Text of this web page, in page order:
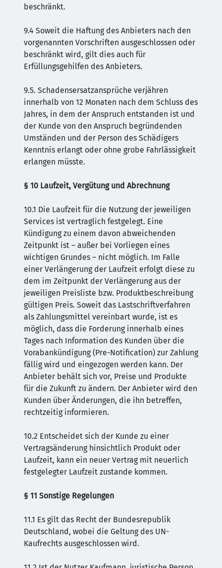
beschränkt.
9.4 Soweit die Haftung des Anbieters nach den
vorgenannten Vorschriften ausgeschlossen oder
beschränkt wird, gilt dies auch für
Erfüllungsgehilfen des Anbieters.
9.5. Schadensersatzansprüche verjähren
innerhalb von 12 Monaten nach dem Schluss des
Jahres, in dem der Anspruch entstanden ist und
der Kunde von den Anspruch begründenden
Umständen und der Person des Schädigers
Kenntnis erlangt oder ohne grobe Fahrlässigkeit
erlangen müsste.
§ 10 Laufzeit, Vergütung und Abrechnung
10.1 Die Laufzeit für die Nutzung der jeweiligen
Services ist vertraglich festgelegt. Eine
Kündigung zu einem davon abweichenden
Zeitpunkt ist – außer bei Vorliegen eines
wichtigen Grundes – nicht möglich. Im Falle
einer Verlängerung der Laufzeit erfolgt diese zu
dem im Zeitpunkt der Verlängerung aus der
jeweiligen Preisliste bzw. Produktbeschreibung
gültigen Preis. Soweit das Lastschriftverfahren
als Zahlungsmittel vereinbart wurde, ist es
möglich, dass die Forderung innerhalb eines
Tages nach Information des Kunden über die
Vorabankündigung (Pre-Notification) zur Zahlung
fällig wird und eingezogen werden kann. Der
Anbieter behält sich vor, Preise und Produkte
für die Zukunft zu ändern. Der Anbieter wird den
Kunden über Änderungen, die ihn betreffen,
rechtzeitig informieren.
10.2 Entscheidet sich der Kunde zu einer
Vertragsänderung hinsichtlich Produkt oder
Laufzeit, kann ein neuer Vertrag mit neuerlich
festgelegter Laufzeit zustande kommen.
§ 11 Sonstige Regelungen
11.1 Es gilt das Recht der Bundesrepublik
Deutschland, wobei die Geltung des UN-
Kaufrechts ausgeschlossen wird.